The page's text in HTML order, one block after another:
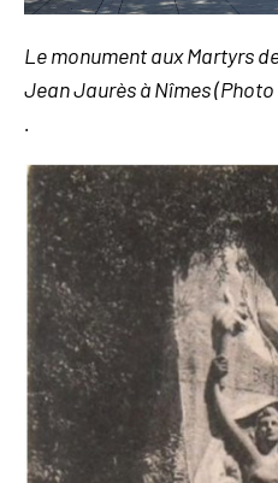
Le monument aux Martyrs
Jean Jaurès à Nîmes
.